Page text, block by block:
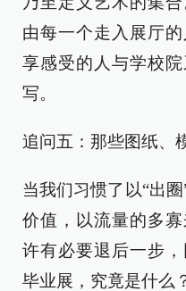
由每一个走入展厅
享感受的人与学校
写。
追问五：那些图纸、
当我们习惯了以“出
价值，以流量的多
许有必要退后一步
毕业展，究竟是什么